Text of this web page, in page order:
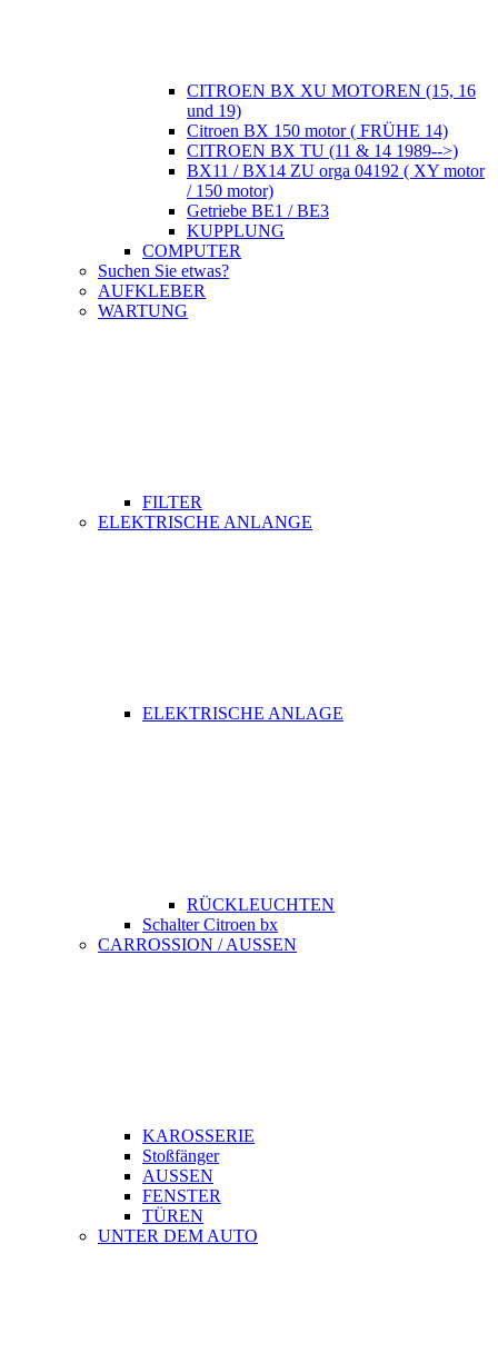
CITROEN BX XU MOTOREN (15, 16
und 19)
Citroen BX 150 motor ( FRÜHE 14)
CITROEN BX TU (11 & 14 1989-->)
BX11 / BX14 ZU orga 04192 ( XY motor
/ 150 motor)
Getriebe BE1 / BE3
KUPPLUNG
COMPUTER
Suchen Sie etwas?
AUFKLEBER
WARTUNG
FILTER
ELEKTRISCHE ANLANGE
ELEKTRISCHE ANLAGE
RÜCKLEUCHTEN
Schalter Citroen bx
CARROSSION / AUSSEN
KAROSSERIE
Stoßfänger
AUSSEN
FENSTER
TÜREN
UNTER DEM AUTO